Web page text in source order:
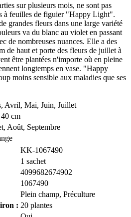
sur plusieurs mois, ne sont pas
à feuilles de figuier "Happy Light".
grandes fleurs dans une large variété
va du blanc au violet en passant
de nombreuses nuances. Elle a des
de haut et porte des fleurs de juillet à
être plantées n'importe où en pleine
longtemps en vase. "Happy
moins sensible aux maladies que ses
Avril, Mai, Juin, Juillet
cm
Août, Septembre
KK-1067490
1 sachet
4099682674902
1067490
Plein champ, Préculture
: 20 plantes